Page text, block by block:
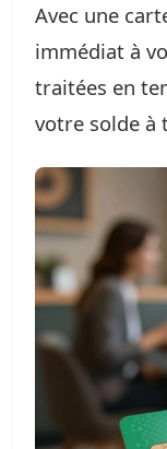
Avec une
immédiat à
traitées en
votre solde à